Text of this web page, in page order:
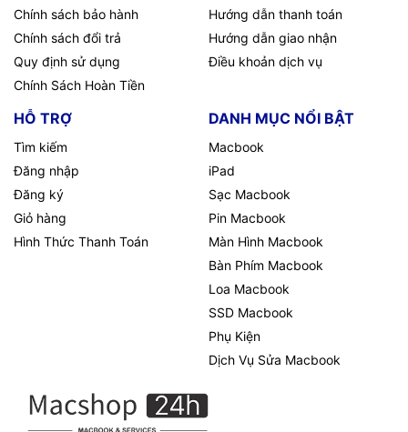
Chính sách bảo hành
Chính sách đổi trả
Quy định sử dụng
Chính Sách Hoàn Tiền
Hướng dẫn thanh toán
Hướng dẫn giao nhận
Điều khoản dịch vụ
HỖ TRỢ
Tìm kiếm
Đăng nhập
Đăng ký
Giỏ hàng
Hình Thức Thanh Toán
DANH MỤC NỔI BẬT
Macbook
iPad
Sạc Macbook
Pin Macbook
Màn Hình Macbook
Bàn Phím Macbook
Loa Macbook
SSD Macbook
Phụ Kiện
Dịch Vụ Sửa Macbook